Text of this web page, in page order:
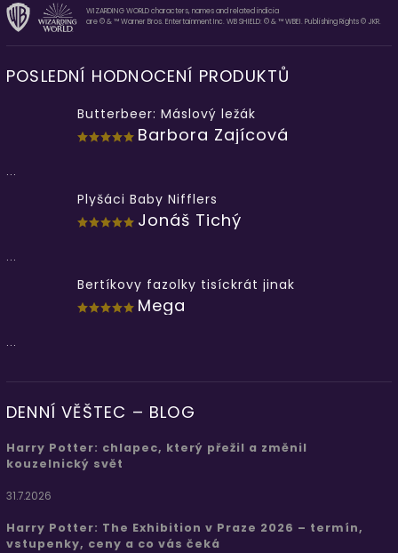
WIZARDING WORLD characters, names and related indicia
are © & ™ Warner Bros. Entertainment Inc. WB SHIELD: © & ™ WBEI. Publishing Rights © JKR.
POSLEDNÍ HODNOCENÍ PRODUKTŮ
Butterbeer: Máslový ležák
Barbora Zajícová
...
Plyšáci Baby Nifflers
Jonáš Tichý
...
Bertíkovy fazolky tisíckrát jinak
Mega
...
DENNÍ VĚŠTEC – BLOG
Harry Potter: chlapec, který přežil a změnil
kouzelnický svět
31.7.2026
Harry Potter: The Exhibition v Praze 2026 – termín,
vstupenky, ceny a co vás čeká